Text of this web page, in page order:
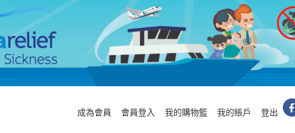
成為會員 會員登入 我的購物籃 我的賬戶 登出